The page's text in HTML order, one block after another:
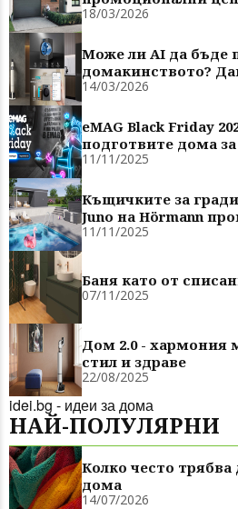
18/03/2026
Може ли AI да бъде
домакинството?
14/03/2026
eMAG Black Friday
подготвите дома
11/11/2025
Къщичките за
Juno на Hörmann
11/11/2025
Баня като от
07/11/2025
Дом 2.0 - хармония
стил и здраве
22/08/2025
idei.bg - идеи за дома
НАЙ-ПОЛУЛЯРНИ
Колко често
дома
14/07/2026